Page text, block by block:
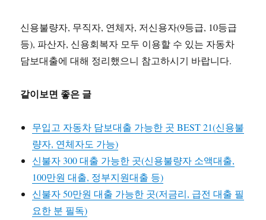
신용불량자, 무직자, 연체자, 저신용자(9등급, 10등급
등), 파산자, 신용회복자 모두 이용할 수 있는 자동차
담보대출에 대해 정리했으니 참고하시기 바랍니다.
같이보면 좋은 글
무입고 자동차 담보대출 가능한 곳 BEST 21(신용불
량자, 연체자도 가능)
신불자 300 대출 가능한 곳(신용불량자 소액대출,
100만원 대출, 정부지원대출 등)
신불자 50만원 대출 가능한 곳(저금리, 급전 대출 필
요한 분 필독)